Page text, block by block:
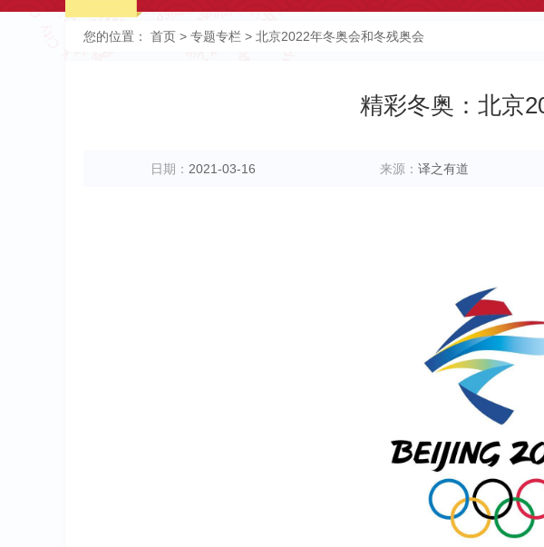
您的位置： 首页 > 专题专栏 > 北京2022年冬奥会和冬残奥会
精彩冬奥：北京
日期： 2021-03-16 来源： 译之有道